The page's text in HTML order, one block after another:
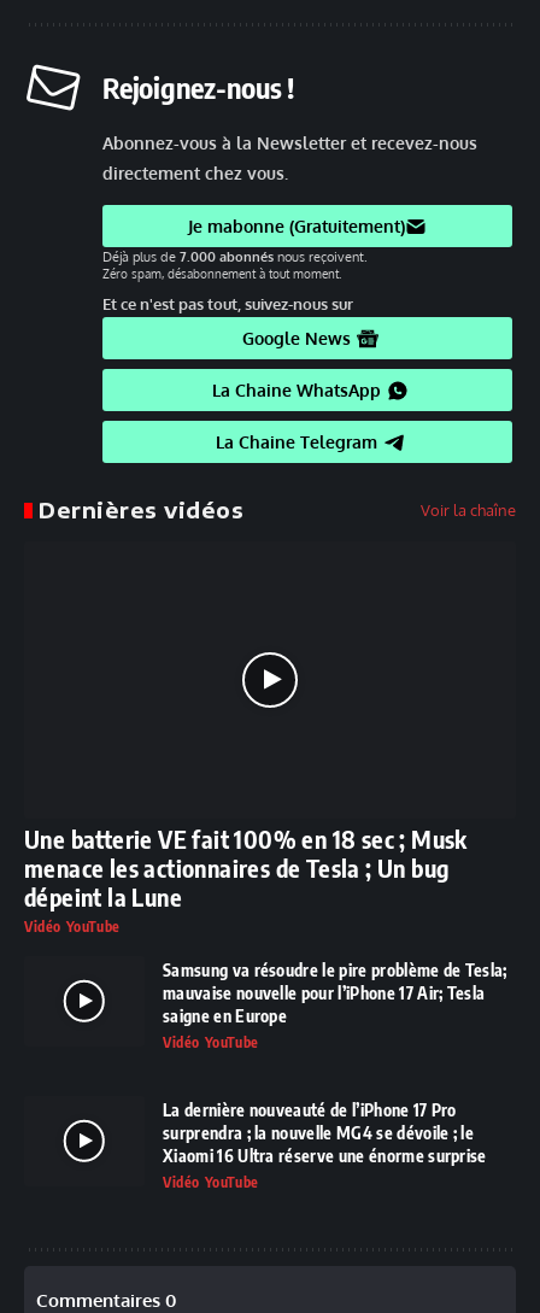
Rejoignez-nous !
Abonnez-vous à la Newsletter et recevez-nous
directement chez vous.
Je mabonne (Gratuitement)
Déjà plus de 7.000 abonnés nous reçoivent.
Zéro spam, désabonnement à tout moment.
Et ce n'est pas tout, suivez-nous sur
Google News
La Chaine WhatsApp
La Chaine Telegram
Dernières vidéos Voir la chaîne
Une batterie VE fait 100% en 18 sec ; Musk
menace les actionnaires de Tesla ; Un bug
dépeint la Lune
Vidéo YouTube
Samsung va résoudre le pire problème de Tesla;
mauvaise nouvelle pour l’iPhone 17 Air; Tesla
saigne en Europe
Vidéo YouTube
La dernière nouveauté de l’iPhone 17 Pro
surprendra ; la nouvelle MG4 se dévoile ; le
Xiaomi 16 Ultra réserve une énorme surprise
Vidéo YouTube
Commentaires 0